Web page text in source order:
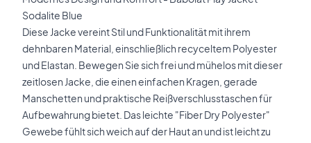
Sodalite Blue
Diese Jacke vereint Stil und Funktionalität mit ihrem
dehnbaren Material, einschließlich recyceltem Polyester
und Elastan. Bewegen Sie sich frei und mühelos mit dieser
zeitlosen Jacke, die einen einfachen Kragen, gerade
Manschetten und praktische Reißverschlusstaschen für
Aufbewahrung bietet. Das leichte "Fiber Dry Polyester"
Gewebe fühlt sich weich auf der Haut an und ist leicht zu